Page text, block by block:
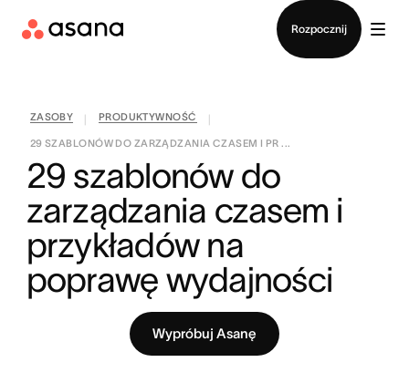
Rozpocznij
ZASOBY PRODUKTYWNOŚĆ
29 SZABLONÓW DO ZARZĄDZANIA CZASEM I PR ...
29 szablonów do
zarządzania czasem i
przykładów na
poprawę wydajności
Wypróbuj Asanę